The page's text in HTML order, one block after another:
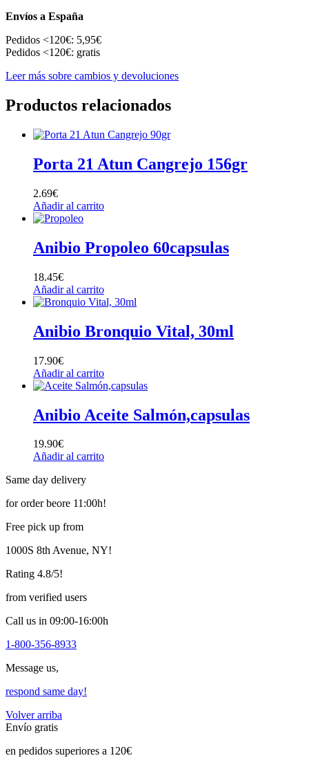
Envíos a España
Pedidos <120€: 5,95€
Pedidos <120€: gratis
Leer más sobre cambios y devoluciones
Productos relacionados
Porta 21 Atun Cangrejo 156gr
2.69€
Añadir al carrito
Anibio Propoleo 60capsulas
18.45€
Añadir al carrito
Anibio Bronquio Vital, 30ml
17.90€
Añadir al carrito
Anibio Aceite Salmón,capsulas
19.90€
Añadir al carrito
Same day delivery
for order beore 11:00h!
Free pick up from
1000S 8th Avenue, NY!
Rating 4.8/5!
from verified users
Call us in 09:00-16:00h
1-800-356-8933
Message us,
respond same day!
Volver arriba
Envío gratis
en pedidos superiores a 120€